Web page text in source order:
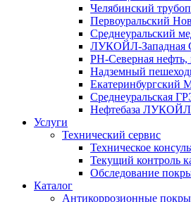
Челябинский
Первоуральский
Среднеуральский
ЛУКОЙЛ-Западная
РН-Северная нефть,
Надземный
Екатеринбургский
Среднеуральская
Нефтебаза ЛУКОЙЛ-
Услуги
Технический сервис
Техническое
Текущий контроль
Обследование
Каталог
Антикоррозионные